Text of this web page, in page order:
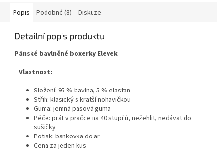
Popis Podobné (8) Diskuze
Detailní popis produktu
Pánské bavlněné boxerky Elevek
Vlastnost:
Složení: 95 % bavlna, 5 % elastan
Střih: klasický s kratší nohavičkou
Guma: jemná pasová guma
Péče: prát v pračce na 40 stupňů, nežehlit, nedávat do
sušičky
Potisk: bankovka dolar
Cena za jeden kus